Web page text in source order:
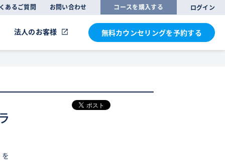
あるご質問 お問い合わせ コースを購入する ログイン
法人のお客様 無料カウンセリングを予約する